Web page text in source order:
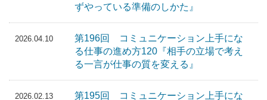
ずやっている準備のしかた』
2026.04.10
第196回 コミュニケーション上手にな
る仕事の進め方120『相手の立場で考え
る一言が仕事の質を変える』
2026.02.13
第195回 コミュニケーション上手にな